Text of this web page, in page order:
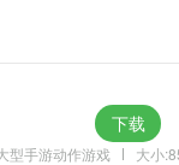
绑钻石，金币，忍者
型手游动作游戏 大小
下载